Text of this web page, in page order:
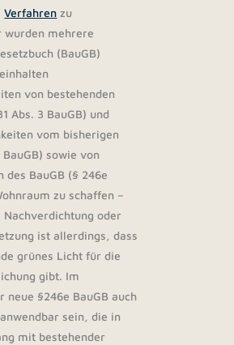
Verfahren zu
wurden mehrere
(BauGB)
von bestehenden
Abs. 3 BauGB) und
vom bisherigen
sowie von
BauGB (§ 246e
zu schaffen –
Nachverdichtung oder
ist allerdings, dass
grünes Licht für die
gibt. Im
neue §246e BauGB auch
sein, die in
mit bestehender